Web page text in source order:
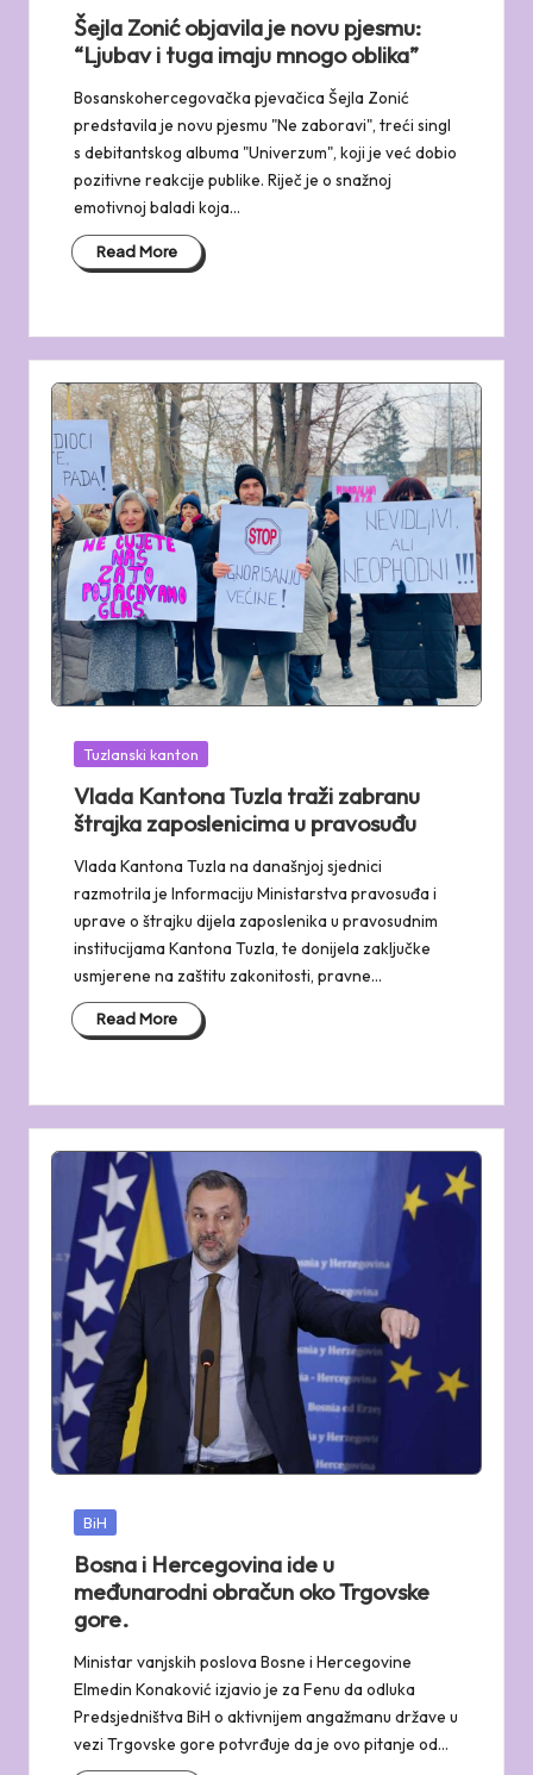
in
Šejla Zonić objavila je novu pjesmu:
“Ljubav i tuga imaju mnogo oblika”
Bosanskohercegovačka pjevačica Šejla Zonić
predstavila je novu pjesmu "Ne zaboravi", treći singl
s debitantskog albuma "Univerzum", koji je već dobio
pozitivne reakcije publike. Riječ je o snažnoj
emotivnoj baladi koja…
Read More
Posted
Tuzlanski kanton
Vlada Kantona Tuzla traži zabranu
štrajka zaposlenicima u pravosuđu
Vlada Kantona Tuzla na današnjoj sjednici
razmotrila je Informaciju Ministarstva pravosuđa i
uprave o štrajku dijela zaposlenika u pravosudnim
institucijama Kantona Tuzla, te donijela zaključke
usmjerene na zaštitu zakonitosti, pravne…
Read More
Posted
BiH
Bosna i Hercegovina ide u
međunarodni obračun oko Trgovske
gore.
Ministar vanjskih poslova Bosne i Hercegovine
Elmedin Konaković izjavio je za Fenu da odluka
Predsjedništva BiH o aktivnijem angažmanu države u
vezi Trgovske gore potvrđuje da je ovo pitanje od…